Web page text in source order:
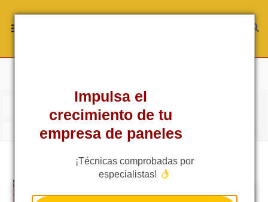
Impulsa el
crecimiento de tu
empresa de paneles
¡Técnicas comprobadas por
especialistas!
DATOS DE UN INVERSOR